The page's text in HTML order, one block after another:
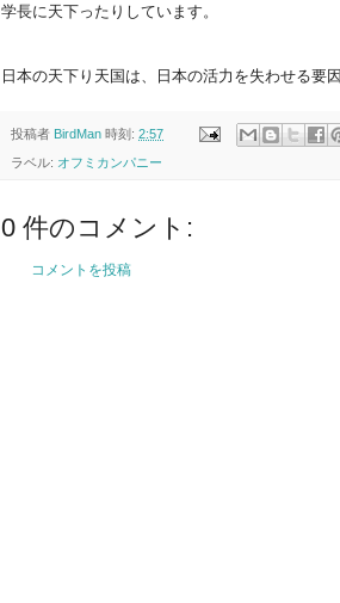
学長に天下ったりしています。
日本の天下り天国は、日本の活力を失わせる要
投稿者 BirdMan 時刻: 2:57
ラベル: オフミカンパニー
0 件のコメント:
コメントを投稿